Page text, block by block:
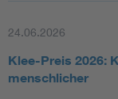
24.06.2026
Klee-Preis 2026:
menschlicher